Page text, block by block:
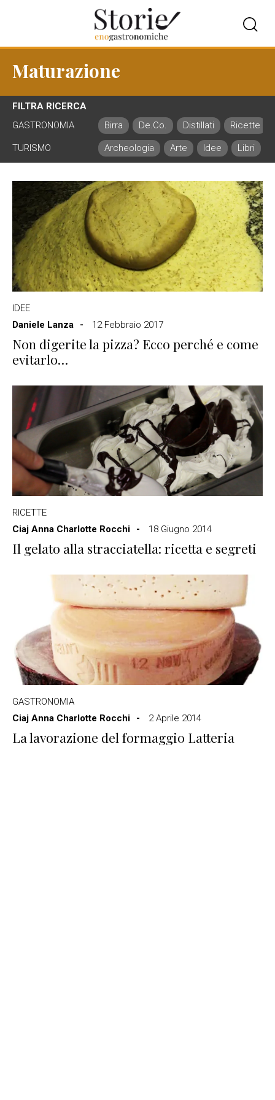
Maturazione
FILTRA RICERCA
GASTRONOMIA
Birra De.Co. Distillati Ricette
TURISMO Archeologia Arte Idee Libri
IDEE
Daniele Lanza
12 Febbraio 2017
Non digerite la pizza? Ecco perché e come
evitarlo…
RICETTE
Ciaj Anna Charlotte Rocchi
18 Giugno 2014
Il gelato alla stracciatella: ricetta e segreti
GASTRONOMIA
Ciaj Anna Charlotte Rocchi
2 Aprile 2014
La lavorazione del formaggio Latteria